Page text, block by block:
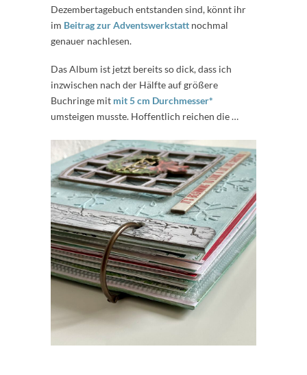
Dezembertagebuch entstanden sind, könnt ihr
im Beitrag zur Adventswerkstatt nochmal
genauer nachlesen.
Das Album ist jetzt bereits so dick, dass ich
inzwischen nach der Hälfte auf größere
Buchringe mit mit 5 cm Durchmesser*
umsteigen musste. Hoffentlich reichen die …